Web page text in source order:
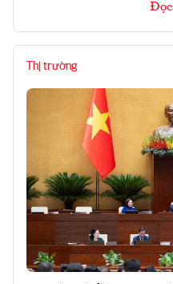
Đọc
Thị trường